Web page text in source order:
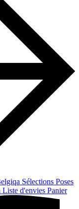
Sélections Poses
Liste d'envies Panier